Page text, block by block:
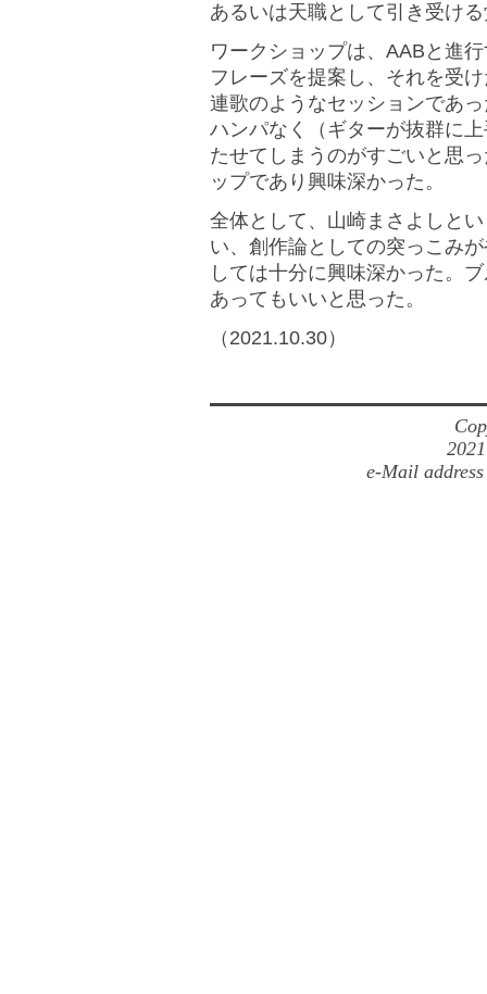
あるいは天職として引き受け
ワークショップは、AABと進
フレーズを提案し、それを受
連歌のようなセッションであ
ハンパなく（ギターが抜群に
たせてしまうのがすごいと思
ップであり興味深かった。
全体として、山崎まさよしと
い、創作論としての突っこみ
しては十分に興味深かった。
あってもいいと思った。
（2021.10.30）
e-Mail